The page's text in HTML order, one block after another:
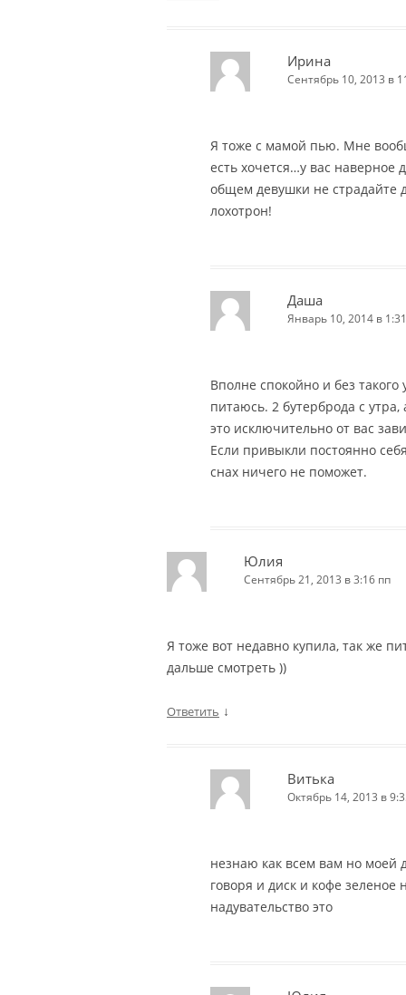
Ирина
Сентябрь 10, 2013 в
Я тоже с мамой пью. Мне
есть хочется…у вас наверное
общем девушки не страдайте
лохотрон!
Даша
Январь 10, 2014 в
Вполне спокойно и без
питаюсь. 2 бутерброда с
это исключительно от вас
Если привыкли постоянно
снах ничего не поможет.
Юлия
Сентябрь 21, 2013 в 3:16 пп
Я тоже вот недавно купила, так же
дальше смотреть ))
Ответить ↓
Витька
Октябрь 14, 2013 в
незнаю как всем вам но моей
говоря и диск и кофе зеленое
надувательство это